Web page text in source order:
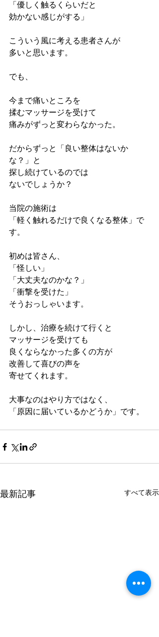
「優しく触るくらいだと
効かない感じがする」
こういう風に考える患者さんが
多いと思います。
でも、
今まで痛いところを
揉むマッサージを受けて
痛みがずっと変わらなかった。
だからずっと「良い整体はないか
な？」と
探し続けているのでは
ないでしょうか？
当院の施術は
「軽く触れるだけで良くなる整体」で
す。
初めは皆さん、
「怪しい」
「大丈夫なのかな？」
「衝撃を受けた」
そうおっしゃいます。
しかし、治療を続けて行くと
マッサージを受けても
良くならなかった多くの方が
改善して喜びの声を
寄せてくれます。
大事なのはやり方ではなく、
「原因に届いているかどうか」です。
最新記事 すべて表示